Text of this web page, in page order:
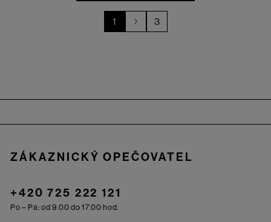
1 3
ZÁKAZNICKÝ OPEČOVATEL
+420 725 222 121
Po – Pá: od 9.00 do 17.00 hod.